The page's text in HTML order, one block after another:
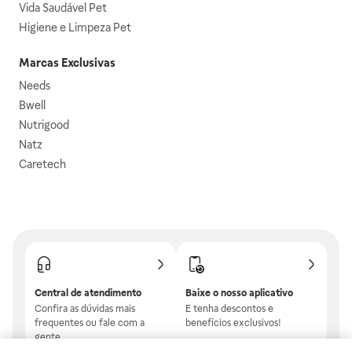
Vida Saudável Pet
Higiene e Limpeza Pet
Marcas Exclusivas
Needs
Bwell
Nutrigood
Natz
Caretech
Central de atendimento
Confira as dúvidas mais
frequentes ou fale com a
gente.
Baixe o nosso aplicativo
E tenha descontos e
benefícios exclusivos!